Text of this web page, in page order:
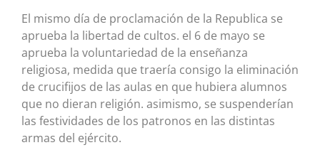
El mismo día de proclamación de la Republica se
aprueba la libertad de cultos. el 6 de mayo se
aprueba la voluntariedad de la enseñanza
religiosa, medida que traería consigo la eliminación
de crucifijos de las aulas en que hubiera alumnos
que no dieran religión. asimismo, se suspenderían
las festividades de los patronos en las distintas
armas del ejército.